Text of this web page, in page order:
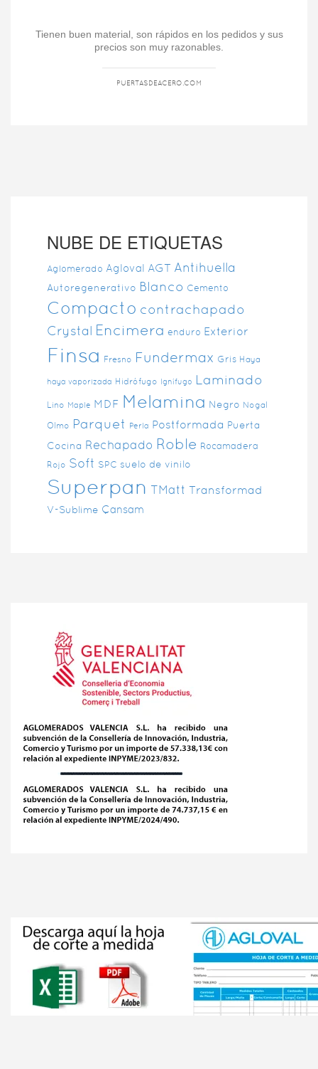
Muy buen trato, mejor precio y sobretodo calidad en
todos sus productos, seguire acudiendo a ellos y los
NUBE DE ETIQUETAS
Aglomerado Agloval AGT Antihuella
Autoregenerativo Blanco Cemento
Compacto contrachapado
Crystal Encimera enduro Exterior
Finsa Fresno Fundermax Gris Haya
haya vaporizada Hidrófugo Ignífugo Laminado
Lino Maple MDF Melamina Negro Nogal
Olmo Parquet Perla Postformada Puerta
Cocina Rechapado Roble Rocamadera
Rojo Soft SPC suelo de vinilo
Superpan TMatt Transformad
V-Sublime Çansam